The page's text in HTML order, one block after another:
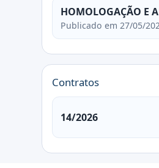
HOMOLOGAÇÃO E
Publicado em 27/05/
Contratos
14/2026